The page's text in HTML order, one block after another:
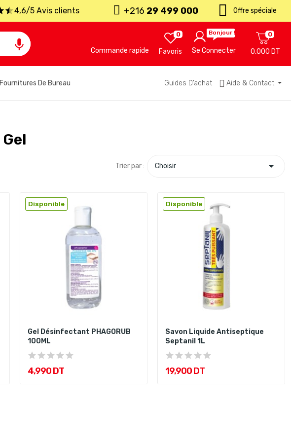
4,6/5 Avis clients +216 29 499 000 Offre spéciale
 Commande rapide Favoris
0 Bonjour !
Se Connecter 0,000 DT
0
Fournitures De Bureau Guides D’achat Aide & Contact
Gel
Trier par : Choisir 
Disponible
Gel Désinfectant PHAGORUB
100ML
4,990 DT
Disponible
Savon Liquide Antiseptique
Septanil 1L
19,900 DT